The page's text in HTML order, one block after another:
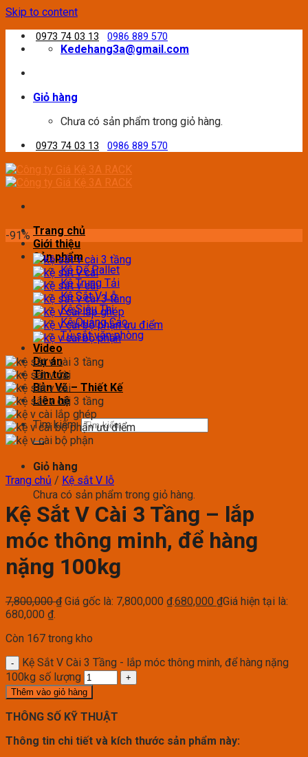
Skip to content
0973 74 03 13 0986 889 570
Kedehang3a@gmail.com
Giỏ hàng
Chưa có sản phẩm trong giỏ hàng.
0973 74 03 13 0986 889 570
Trang chủ
Giới thiệu
Sản phẩm
Kệ Để Pallet
Kệ Trung Tải
Kệ Sắt V Lỗ
Kệ Siêu Thị
Kệ Quảng Cáo
Tủ sắt văn phòng
Video
Dự án
Tin tức
Bản Vẽ – Thiết Kế
Liên hệ
Tìm kiếm:
Giỏ hàng
Chưa có sản phẩm trong giỏ hàng.
-91%
Trang chủ / Kệ sắt V lỗ
Kệ Sắt V Cài 3 Tầng – lắp
móc thông minh, để hàng
nặng 100kg
7,800,000₫ Giá gốc là: 7,800,000 ₫.680,000 ₫Giá hiện tại là:
680,000 ₫.
Còn 167 trong kho
Kệ Sắt V Cài 3 Tầng - lắp móc thông minh, để hàng nặng
100kg số lượng
Thêm vào giỏ hàng
THÔNG SỐ KỸ THUẬT
Thông tin chi tiết và kích thước sản phẩm này: